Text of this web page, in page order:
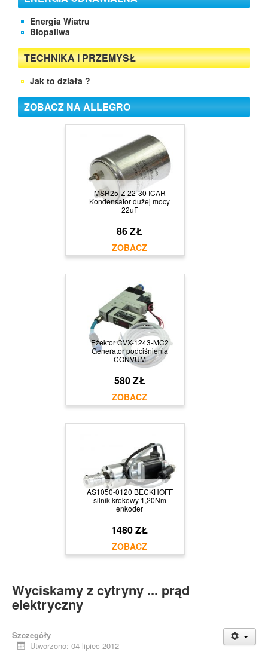
Energia Wiatru
Biopaliwa
TECHNIKA I PRZEMYSŁ
Jak to działa ?
ZOBACZ NA ALLEGRO
MSR25-Z-22-30 ICAR
Kondensator dużej mocy
22uF
86 ZŁ
Eżektor CVX-1243-MC2
Generator podciśnienia
CONVUM
580 ZŁ
AS1050-0120 BECKHOFF
silnik krokowy 1,20Nm
enkoder
1480 ZŁ
Wyciskamy z cytryny ... prąd
elektryczny
Szczegóły
Utworzono: 04 lipiec 2012